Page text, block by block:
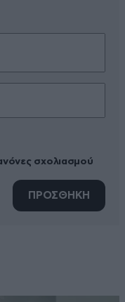
σχολιασμού
ΠΡΟΣΘΗΚΗ